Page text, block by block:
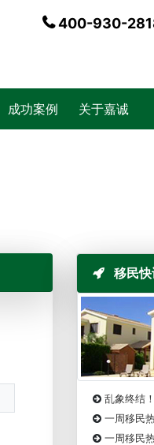
400-930-
成功案例 关于嘉诚
移民快
乱象终结
一周移民
一周移民